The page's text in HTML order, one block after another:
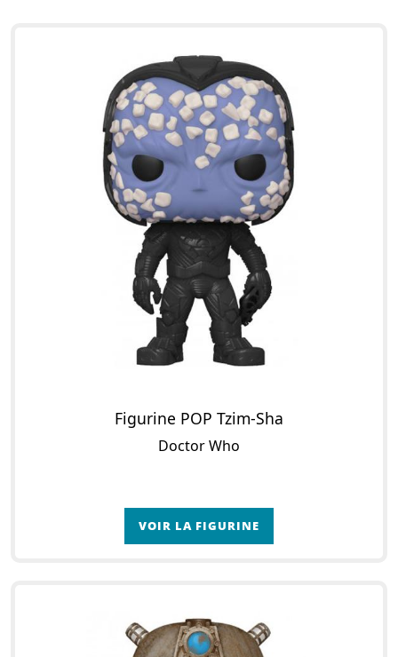
Figurine POP Tzim-Sha
Doctor Who
VOIR LA FIGURINE